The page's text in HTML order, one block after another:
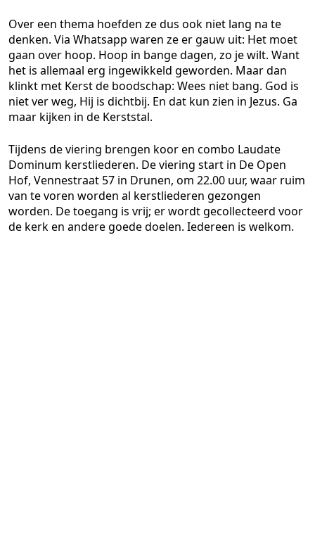
Over een thema hoefden ze dus ook niet lang na te
denken. Via Whatsapp waren ze er gauw uit: Het moet
gaan over hoop. Hoop in bange dagen, zo je wilt. Want
het is allemaal erg ingewikkeld geworden. Maar dan
klinkt met Kerst de boodschap: Wees niet bang. God is
niet ver weg, Hij is dichtbij. En dat kun zien in Jezus. Ga
maar kijken in de Kerststal.
Tijdens de viering brengen koor en combo Laudate
Dominum kerstliederen. De viering start in De Open
Hof, Vennestraat 57 in Drunen, om 22.00 uur, waar ruim
van te voren worden al kerstliederen gezongen
worden. De toegang is vrij; er wordt gecollecteerd voor
de kerk en andere goede doelen. Iedereen is welkom.